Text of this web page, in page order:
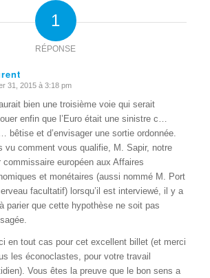
1
RÉPONSE
31, 2015 à 3:18 pm
aurait bien une troisième voie qui serait
enfin que l’Euro était une sinistre c…
bêtise et d’envisager une sortie ordonnée.
vu comment vous qualifie, M. Sapir, notre
commissaire européen aux Affaires
et monétaires (aussi nommé M. Port
facultatif) lorsqu’il est interviewé, il y a
parier que cette hypothèse ne soit pas
en tout cas pour cet excellent billet (et merci
les éconoclastes, pour votre travail
Vous êtes la preuve que le bon sens a